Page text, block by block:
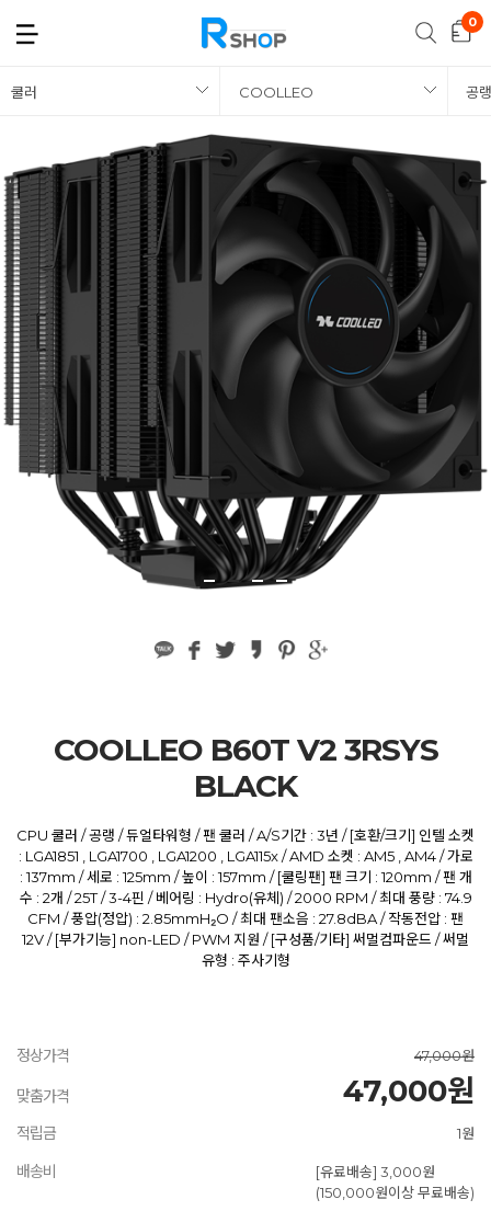
쿨러 COOLLEO 공
COOLLEO B60T V2 3RSYS
BLACK
CPU 쿨러 / 공랭 / 듀얼타워형 / 팬 쿨러 / A/S기간 : 3년 / [호환/크기] 인텔 소켓
: LGA1851 , LGA1700 , LGA1200 , LGA115x / AMD 소켓 : AM5 , AM4 / 가로
: 137mm / 세로 : 125mm / 높이 : 157mm / [쿨링팬] 팬 크기 : 120mm / 팬 개
수 : 2개 / 25T / 3-4핀 / 베어링 : Hydro(유체) / 2000 RPM / 최대 풍량 : 74.9
CFM / 풍압(정압) : 2.85mmH₂O / 최대 팬소음 : 27.8dBA / 작동전압 : 팬
12V / [부가기능] non-LED / PWM 지원 / [구성품/기타] 써멀컴파운드 / 써멀
유형 : 주사기형
정상가격 47,000원
맞춤가격 47,000원
적립금 1원
배송비
[유료배송] 3,000원
(150,000원이상 무료배송)